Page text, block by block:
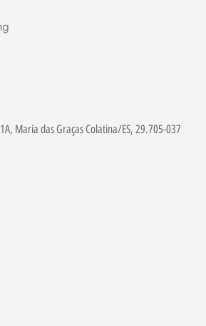
Maria das Graças Colatina/ES, 29.705-037